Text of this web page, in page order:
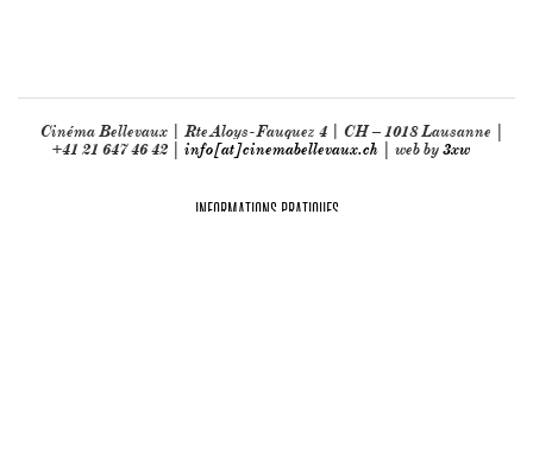
Cinéma Bellevaux | Rte Aloys-Fauquez 4 | CH – 1018 Lausanne |
+41 21 647 46 42 | info[at]cinemabellevaux.ch | web by3xw
INFORMATIONS PRATIQUES